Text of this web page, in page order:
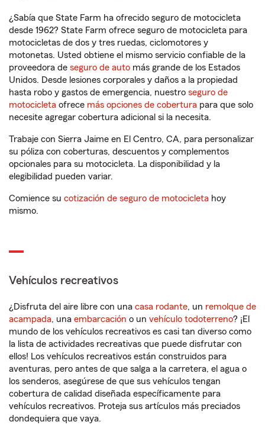
¿Sabía que State Farm ha ofrecido seguro de motocicleta
desde 1962? State Farm ofrece seguro de motocicleta para
motocicletas de dos y tres ruedas, ciclomotores y
motonetas. Usted obtiene el mismo servicio confiable de la
proveedora de seguro de auto más grande de los Estados
Unidos. Desde lesiones corporales y daños a la propiedad
hasta robo y gastos de emergencia, nuestro seguro de
motocicleta ofrece más opciones de cobertura para que solo
necesite agregar cobertura adicional si la necesita.
Trabaje con Sierra Jaime en El Centro, CA, para personalizar
su póliza con coberturas, descuentos y complementos
opcionales para su motocicleta. La disponibilidad y la
elegibilidad pueden variar.
Comience su cotización de seguro de motocicleta hoy
mismo.
Vehículos recreativos
¿Disfruta del aire libre con una casa rodante, un remolque de
acampada, una embarcación o un vehículo todoterreno? ¡El
mundo de los vehículos recreativos es casi tan diverso como
la lista de actividades recreativas que puede disfrutar con
ellos! Los vehículos recreativos están construidos para
aventuras, pero antes de que salga a la carretera, el agua o
los senderos, asegúrese de que sus vehículos tengan
cobertura de calidad diseñada específicamente para
vehículos recreativos. Proteja sus artículos más preciados
dondequiera que vaya.